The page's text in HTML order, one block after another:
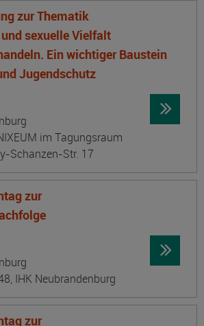
zur Thematik
sexuelle Vielfalt
Ein wichtiger Baustein
Jugendschutz
im Tagungsraum
Schanzen-Str. 17
zur
IHK Neubrandenburg
zur